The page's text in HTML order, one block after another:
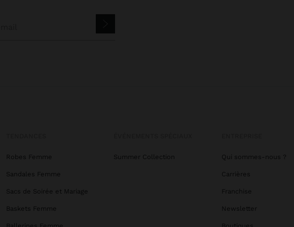
Robes Femme
Sandales Femme
Sacs de Soirée et Mariage
Baskets Femme
Summer Collection Qui sommes-nous ?
Carrières
Franchise
Newsletter